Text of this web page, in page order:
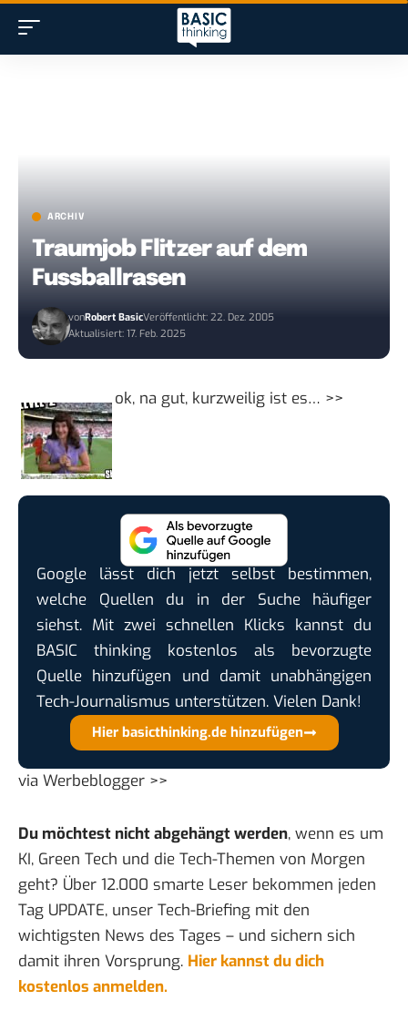
ARCHIV
Traumjob Flitzer auf dem
Fussballrasen
vonRobert BasicVeröffentlicht: 22. Dez. 2005
Aktualisiert: 17. Feb. 2025
ok, na gut, kurzweilig ist es… >>
Google lässt dich jetzt selbst bestimmen,
welche Quellen du in der Suche häufiger
siehst. Mit zwei schnellen Klicks kannst du
BASIC thinking kostenlos als bevorzugte
Quelle hinzufügen und damit unabhängigen
Tech-Journalismus unterstützen. Vielen Dank!
Hier basicthinking.de hinzufügen
via Werbeblogger >>
Du möchtest nicht abgehängt werden, wenn es um
KI, Green Tech und die Tech-Themen von Morgen
geht? Über 12.000 smarte Leser bekommen jeden
Tag UPDATE, unser Tech-Briefing mit den
wichtigsten News des Tages – und sichern sich
damit ihren Vorsprung. Hier kannst du dich
kostenlos anmelden.